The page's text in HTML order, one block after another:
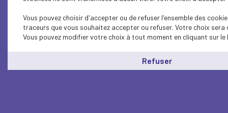
Vous pouvez choisir d'accepter ou de refuser l'ensemble des
traceurs que vous souhaitez accepter ou refuser. Votre choix
Vous pouvez modifier votre choix à tout moment en cliquant sur le
Refuser